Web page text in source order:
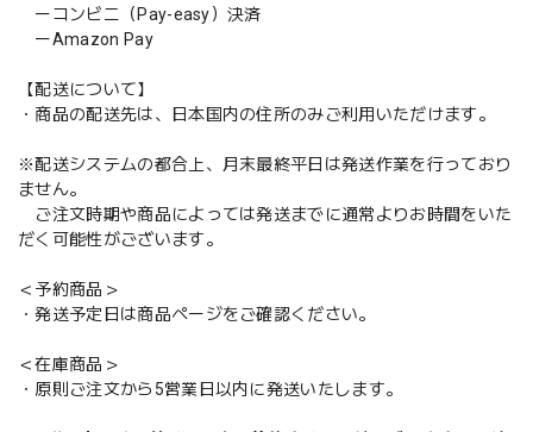
ーコンビニ（Pay-easy）決済
ーAmazon Pay
【配送について】
・商品の配送先は、日本国内の住所のみご利用いただけます。
※配送システムの都合上、月末最終平日は発送作業を行っており
ません。
ご注文時期や商品によっては発送までに通常よりお時間をいた
だく可能性がございます。
＜予約商品＞
・発送予定日は商品ページをご確認ください。
＜在庫商品＞
・原則ご注文から5営業日以内に発送いたします。